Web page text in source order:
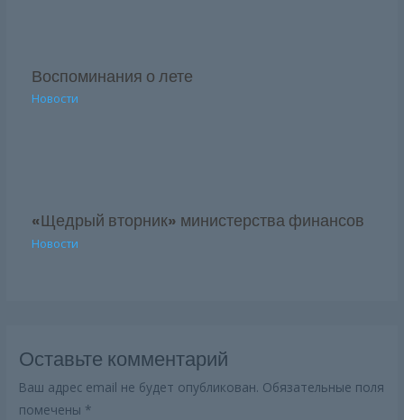
Воспоминания о лете
Новости
«Щедрый вторник» министерства финансов
Новости
Оставьте комментарий
Ваш адрес email не будет опубликован. Обязательные поля
помечены *